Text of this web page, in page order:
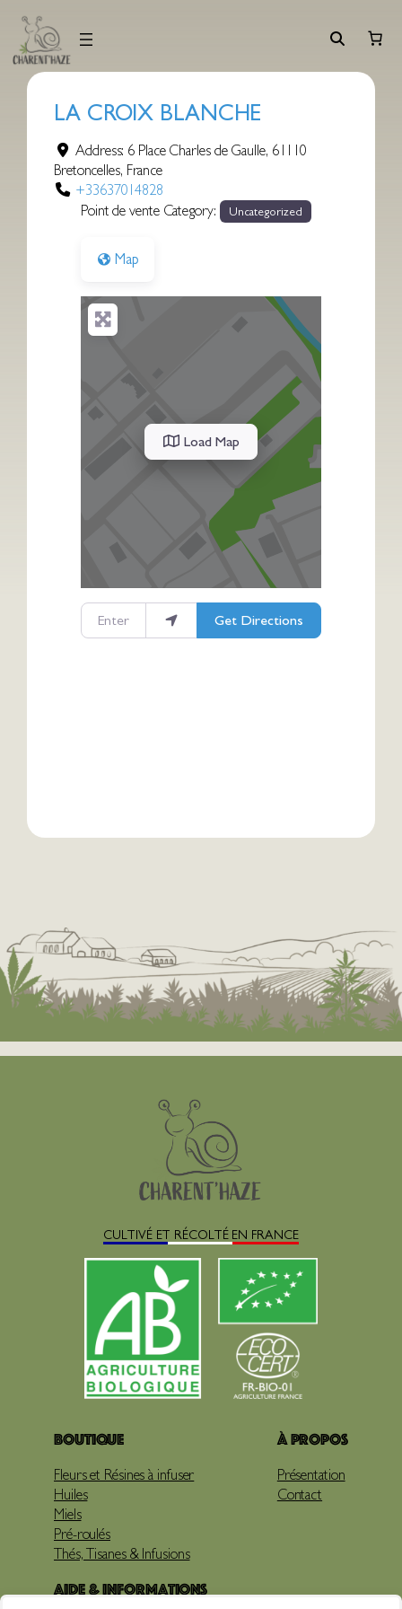
contenu
LA CROIX BLANCHE
Address: 6 Place Charles de Gaulle, 61110
Bretoncelles, France
+33637014828
Point de vente Category:
Uncategorized
Map
Load Map
Enter your location
Get Directions
CULTIVÉ ET RÉCOLTÉ EN FRANCE
Boutique
Fleurs et Résines à infuser
Huiles
Miels
Pré-roulés
Thés, Tisanes & Infusions
À propos
Présentation
Contact
Aide & Informations